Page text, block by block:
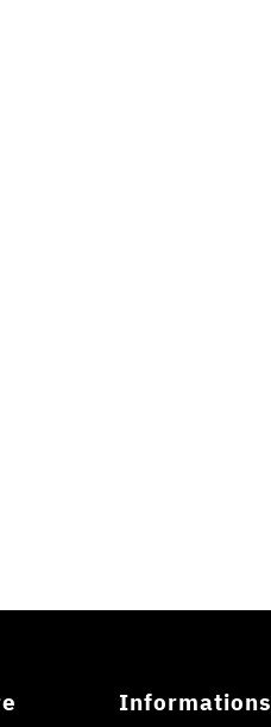
Informations